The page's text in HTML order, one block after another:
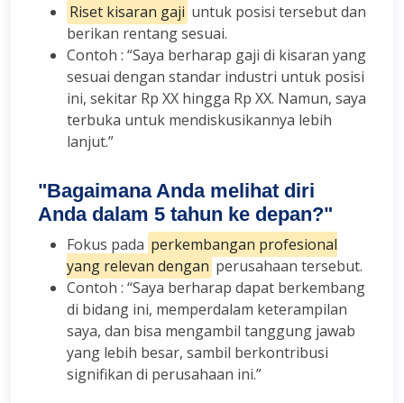
Riset kisaran gaji untuk posisi tersebut dan
berikan rentang sesuai.
Contoh : “Saya berharap gaji di kisaran yang
sesuai dengan standar industri untuk posisi
ini, sekitar Rp XX hingga Rp XX. Namun, saya
terbuka untuk mendiskusikannya lebih
lanjut.”
"Bagaimana Anda melihat diri
Anda dalam 5 tahun ke depan?"
Fokus pada perkembangan profesional
yang relevan dengan perusahaan tersebut.
Contoh : “Saya berharap dapat berkembang
di bidang ini, memperdalam keterampilan
saya, dan bisa mengambil tanggung jawab
yang lebih besar, sambil berkontribusi
signifikan di perusahaan ini.”